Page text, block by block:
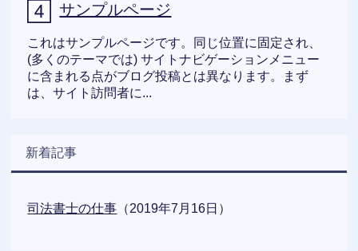
サンプルページ
これはサンプルページです。同じ位置に固定され、
(多くのテーマでは) サイトナビゲーションメニュー
に含まれる点がブログ投稿とは異なります。まず
は、サイト訪問者に...
新着記事
司法書士の仕事 （2019年7月16日）